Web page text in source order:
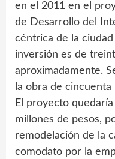
en el 2011 en el
de Desarrollo del
céntrica de la
inversión es de
aproximadamente.
la obra de
El proyecto
millones de pesos,
remodelación de la
comodato por la